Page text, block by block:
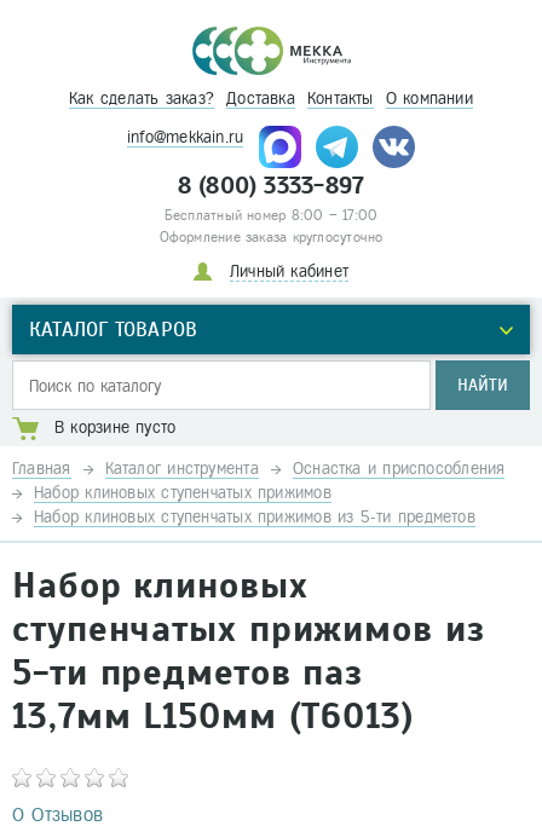
Как сделать заказ? Доставка Контакты О компании
info@mekkain.ru
8 (800) 3333-897
Бесплатный номер 8:00 – 17:00
Оформление заказа круглосуточно
Личный кабинет
КАТАЛОГ ТОВАРОВ
НАЙТИ
В корзине пусто
Главная Каталог инструмента
Оснастка и приспособления
Набор клиновых ступенчатых прижимов
Набор клиновых ступенчатых прижимов из 5-ти предметов
Набор клиновых
ступенчатых прижимов из
5-ти предметов паз
13,7мм L150мм (T6013)
0 Отзывов